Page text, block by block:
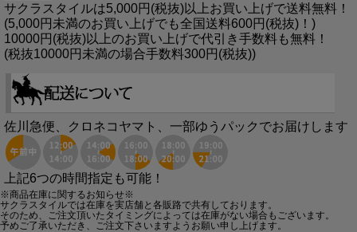
サクラスタイルは5,000円(税抜)以上お買い上げで送料無料！
(5,000円未満のお買い上げでも全国送料600円(税抜)！)
10000円(税抜)以上のお買い上げで代引き手数料も無料！
(税抜10000円未満の場合手数料300円(税抜))
佐川急便、クロネコヤマト、一部ゆうパックでお届けします
上記6つの時間指定も可能！
※商品在庫に関するお知らせ※
サクラスタイルでは在庫を実店舗と各販路で共有しております。
そのため、ご注文頂いたタイミングによっては在庫がない場合もございます。
予めご了承いただき、ご注文下さいますようお願い申し上げます。